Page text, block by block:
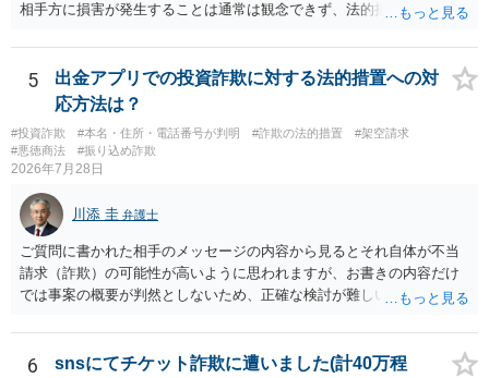
相手方に損害が発生することは通常は観念できず、法的措置を採って
ず、最寄りの消費生活センターへ相談し、連絡を無視してよいかどう
かのアドバイスを受けられることをお勧めします。しつこいようであ
れば、弁護士へ依頼して警告してもらうことも必要になるかもしれま
5
出金アプリでの投資詐欺に対する法的措置への対
応方法は？
#投資詐欺 #本名・住所・電話番号が判明 #詐欺の法的措置
#架空請求
#悪徳商法
#振り込め詐欺
2026年7月28日
川添 圭 弁護士
ご質問に書かれた相手のメッセージの内容から見るとそれ自体が不当
請求（詐欺）の可能性が高いように思われますが、お書きの内容だけ
では事案の概要が判然としないため、正確な検討が難しいです。例え
画面を見て貰いながらアドバイスう受けた方が確実です。
6
snsにてチケット詐欺に遭いました(計40万程